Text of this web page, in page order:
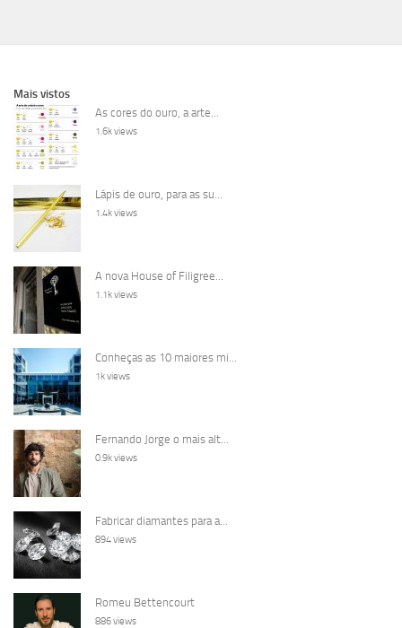
Mais vistos
As cores do ouro, a arte...
1.6k views
Lápis de ouro, para as su...
1.4k views
A nova House of Filigree...
1.1k views
Conheças as 10 maiores mi...
1k views
Fernando Jorge o mais alt...
0.9k views
Fabricar diamantes para a...
894 views
Romeu Bettencourt
886 views